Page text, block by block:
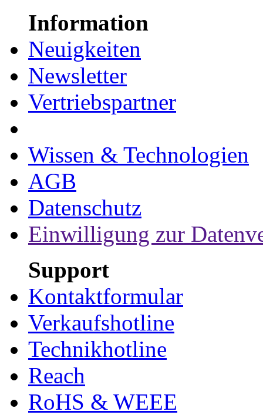
Information
Neuigkeiten
Newsletter
Vertriebspartner
Wissen & Technologien
AGB
Datenschutz
Einwilligung zur
Support
Kontaktformular
Verkaufshotline
Technikhotline
Reach
RoHS & WEEE